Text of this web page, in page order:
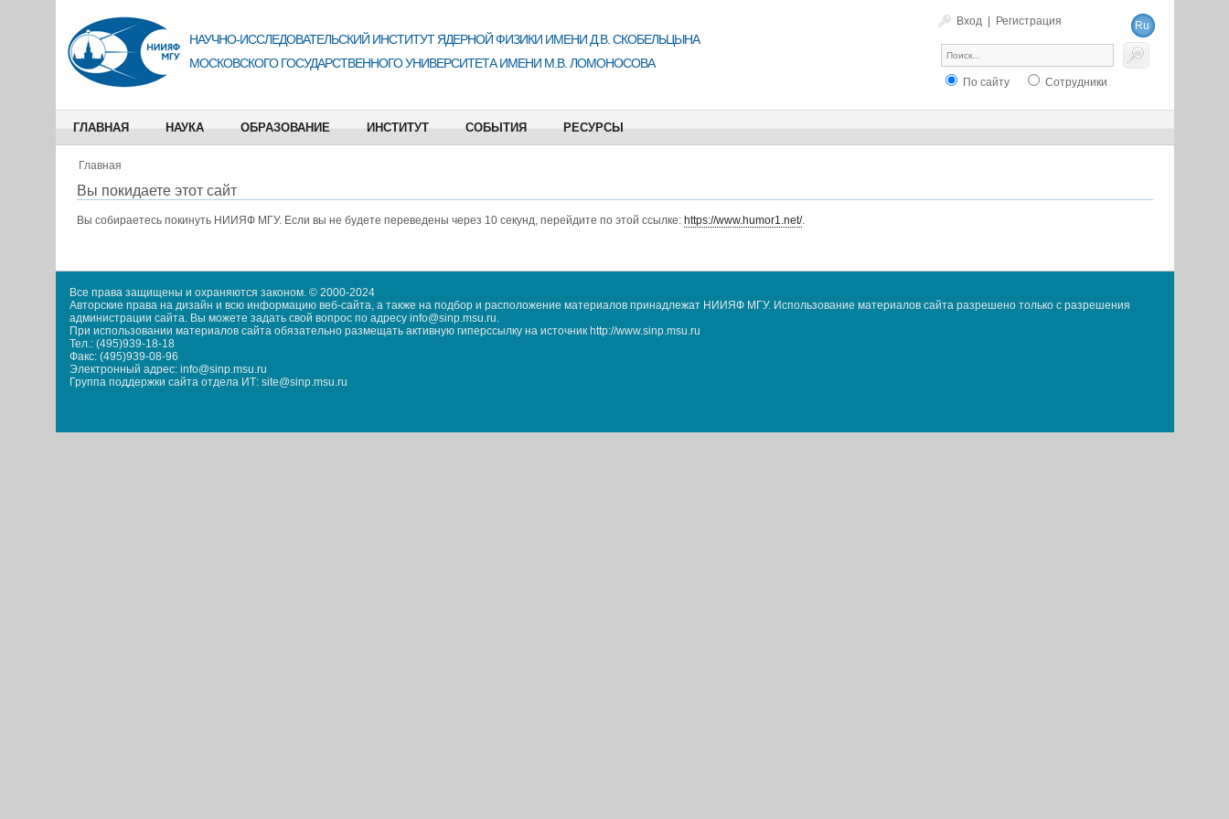
Вход Регистрация
Ru
En
НАУЧНО-ИССЛЕДОВАТЕЛЬСКИЙ ИНСТИТУТ ЯДЕРНОЙ ФИЗИКИ ИМЕНИ Д.В. СКОБЕЛЬЦЫНА
МОСКОВСКОГО ГОСУДАРСТВЕННОГО УНИВЕРСИТЕТА ИМЕНИ М.В. ЛОМОНОСОВА
По сайту Сотрудники
ГЛАВНАЯ НАУКА ОБРАЗОВАНИЕ ИНСТИТУТ СОБЫТИЯ РЕСУРСЫ
Главная
Вы покидаете этот сайт
Вы собираетесь покинуть НИИЯФ МГУ. Если вы не будете переведены через 10 секунд, перейдите по этой ссылке: https://www.humor1.net/.
Все права защищены и охраняются законом. © 2000-2024
Авторские права на дизайн и всю информацию веб-сайта, а также на подбор и расположение материалов принадлежат НИИЯФ МГУ. Использование материалов сайта разрешено только с разрешения
администрации сайта. Вы можете задать свой вопрос по адресу info@sinp.msu.ru.
При использовании материалов сайта обязательно размещать активную гиперссылку на источник http://www.sinp.msu.ru
Тел.: (495)939-18-18
Факс: (495)939-08-96
Электронный адрес: info@sinp.msu.ru
Группа поддержки сайта отдела ИТ: site@sinp.msu.ru